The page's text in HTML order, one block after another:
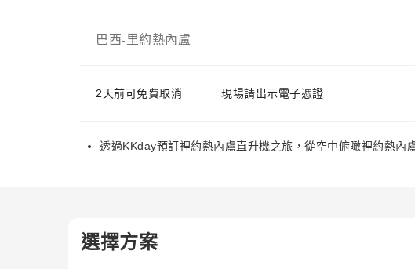
巴西- 里約熱內盧
2天前可免費取消 現場請出示電子憑證
透過KKday預訂裡約熱內盧直升機之旅，從空中俯瞰裡約熱內
選擇方案